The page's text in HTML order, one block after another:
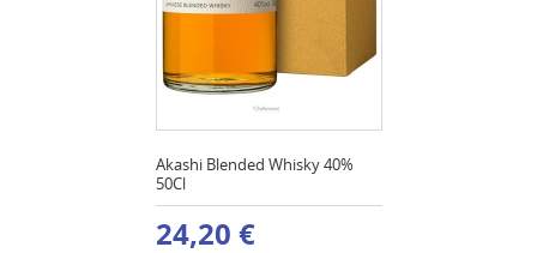
Akashi Blended Whisky 40%
50Cl
24,20 €